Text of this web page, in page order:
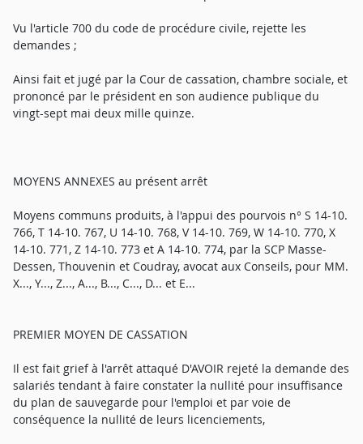
Vu l'article 700 du code de procédure civile, rejette les
demandes ;
Ainsi fait et jugé par la Cour de cassation, chambre sociale, et
prononcé par le président en son audience publique du
vingt-sept mai deux mille quinze.
MOYENS ANNEXES au présent arrêt
Moyens communs produits, à l'appui des pourvois n° S 14-10.
766, T 14-10. 767, U 14-10. 768, V 14-10. 769, W 14-10. 770, X
14-10. 771, Z 14-10. 773 et A 14-10. 774, par la SCP Masse-
Dessen, Thouvenin et Coudray, avocat aux Conseils, pour MM.
X..., Y..., Z..., A..., B..., C..., D... et E...
PREMIER MOYEN DE CASSATION
Il est fait grief à l'arrêt attaqué D'AVOIR rejeté la demande des
salariés tendant à faire constater la nullité pour insuffisance
du plan de sauvegarde pour l'emploi et par voie de
conséquence la nullité de leurs licenciements,